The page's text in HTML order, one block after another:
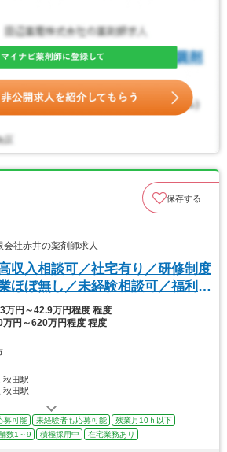
保存する
社赤井の薬剤師求人
収入相談可／社宅有り／研修制度
ほぼ無し／未経験相談可／福利厚
万円～42.9万円程度 程度
万円～620万円程度 程度
秋田駅
秋田駅
募可能 未経験者も応募可能
残業月10ｈ以下
数1～9 積極採用中 在宅業務あり